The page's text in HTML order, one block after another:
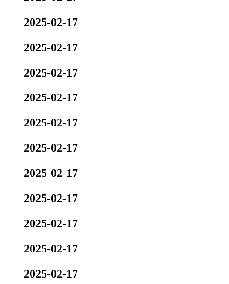
2025-02-17
2025-02-17
2025-02-17
2025-02-17
2025-02-17
2025-02-17
2025-02-17
2025-02-17
2025-02-17
2025-02-17
2025-02-17